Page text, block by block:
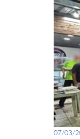
07/03/